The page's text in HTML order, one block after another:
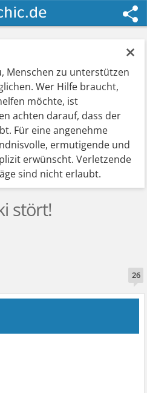
×
Menschen zu unterstützen
Wer Hilfe braucht,
möchte, ist
achten darauf, dass der
Für eine angenehme
ermutigende und
erwünscht. Verletzende
sind nicht erlaubt.
stört!
26